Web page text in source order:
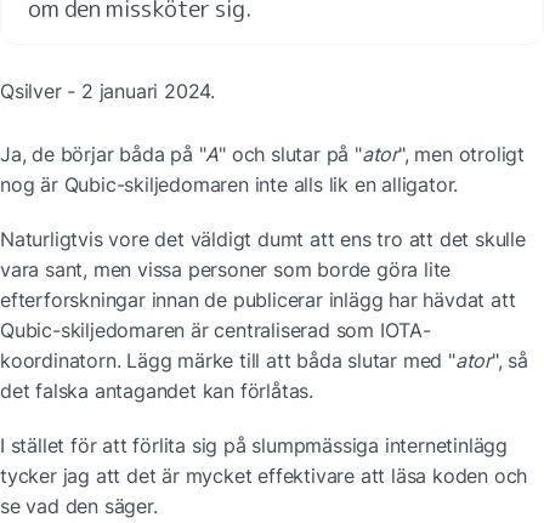
om den missköter sig.
Qsilver - 2 januari 2024.
Ja, de börjar båda på "A" och slutar på "ator", men otroligt
nog är Qubic-skiljedomaren inte alls lik en alligator.
Naturligtvis vore det väldigt dumt att ens tro att det skulle
vara sant, men vissa personer som borde göra lite
efterforskningar innan de publicerar inlägg har hävdat att
Qubic-skiljedomaren är centraliserad som IOTA-
koordinatorn. Lägg märke till att båda slutar med "ator", så
det falska antagandet kan förlåtas.
I stället för att förlita sig på slumpmässiga internetinlägg
tycker jag att det är mycket effektivare att läsa koden och
se vad den säger.